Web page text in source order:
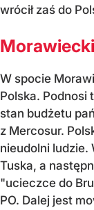
wrócił zaś do
W spocie
Polska. Podnosi
stan budżetu
z Mercosur.
nieudolni ludzie.
Tuska, a
"ucieczce do
PO. Dalej jest